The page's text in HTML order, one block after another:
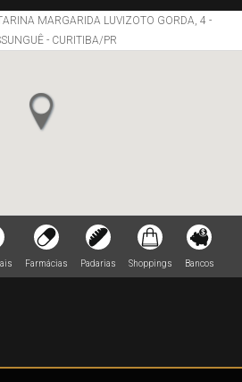
MARGARIDA LUVIZOTO GORDA, 4 -
- CURITIBA/PR
Farmácias Padarias Shoppings Bancos